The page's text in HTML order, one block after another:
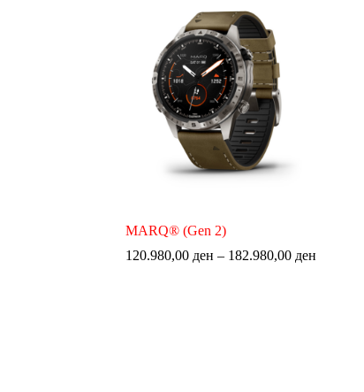
MARQ® (Gen 2)
120.980,00 ден – 182.980,00 ден